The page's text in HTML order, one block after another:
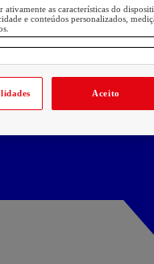
as características do
e conteúdos personalizados,
Aceito